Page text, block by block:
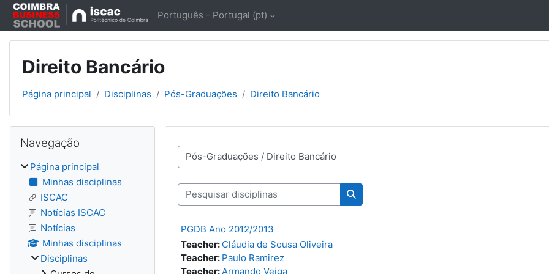
Ir para o conteúdo principal
Português - Portugal ‎(pt)‎
Direito Bancário
Página principal Disciplinas Pós-Graduações Direito Bancário
Categorias de disciplinas
Pesquisar disciplinas
Pesquisar disciplinas
PGDB Ano 2012/2013
Teacher: Cláudia de Sousa Oliveira
Teacher: Paulo Ramirez
Teacher:Armando Veiga
Blocos
Navegação
Página principal
Minhas disciplinas
ISCAC
Notícias ISCAC
Notícias
Minhas disciplinas
Disciplinas